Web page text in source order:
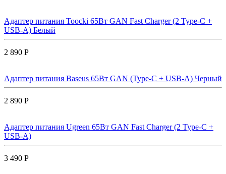
Адаптер питания Toocki 65Вт GAN Fast Charger (2 Type-C +
USB-A) Белый
2 890 Р
Адаптер питания Baseus 65Вт GAN (Type-C + USB-A) Черный
2 890 Р
Адаптер питания Ugreen 65Вт GAN Fast Charger (2 Type-C +
USB-A)
3 490 Р